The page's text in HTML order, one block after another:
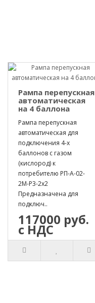
Рампа перепускная
автоматическая
на 4 баллона
Рампа перепускная
автоматическая для
подключения 4-х
баллонов с газом
(кислород) к
потребителю РП-А-02-
2М-Р3-2х2
Предназначена для
подключ..
117000 руб.
с НДС